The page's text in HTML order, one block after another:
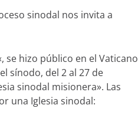
sinodal nos invita a
se hizo público en el Vaticano
sínodo, del 2 al 27 de
sinodal misionera». Las
una Iglesia sinodal: